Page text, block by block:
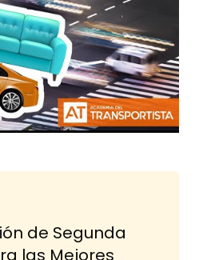
de Segunda
las Mejores